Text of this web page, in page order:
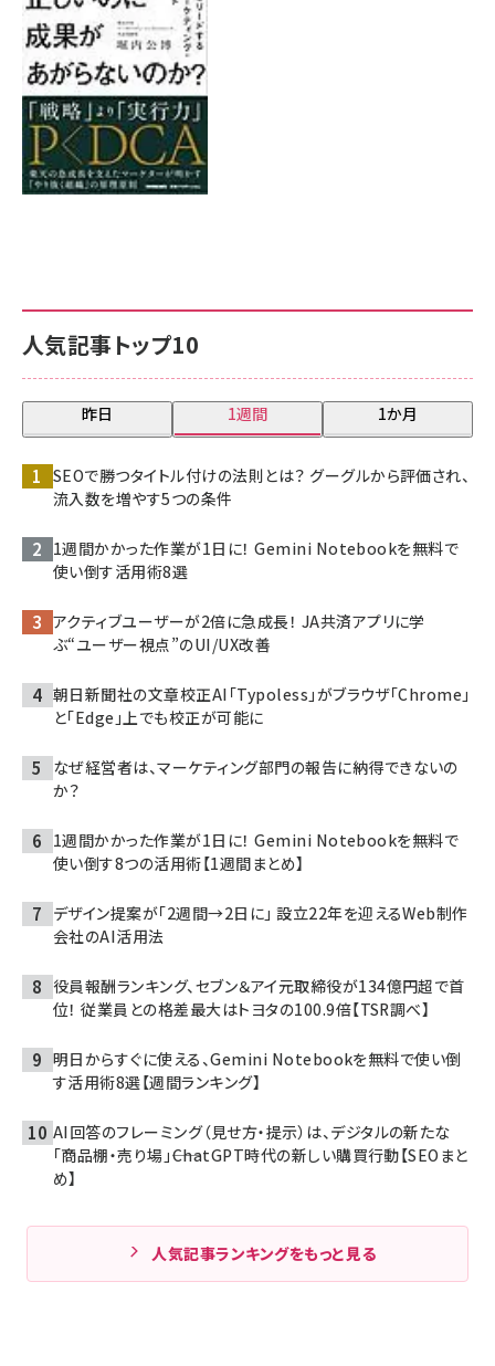
人気記事トップ10
昨日 1週間 1か月
SEOで勝つタイトル付けの法則とは？ グーグルから評価され、
流入数を増やす5つの条件
1週間かかった作業が1日に！ Gemini Notebookを無料で
使い倒す活用術8選
アクティブユーザーが2倍に急成長！ JA共済アプリに学
ぶ“ユーザー視点”のUI/UX改善
朝日新聞社の文章校正AI「Typoless」がブラウザ「Chrome」
と「Edge」上でも校正が可能に
なぜ経営者は、マーケティング部門の報告に納得できないの
か？
1週間かかった作業が1日に！ Gemini Notebookを無料で
使い倒す8つの活用術【1週間まとめ】
デザイン提案が「2週間→2日に」 設立22年を迎えるWeb制作
会社のAI活用法
役員報酬ランキング、セブン＆アイ元取締役が134億円超で首
位！ 従業員との格差最大はトヨタの100.9倍【TSR調べ】
明日からすぐに使える、Gemini Notebookを無料で使い倒
す活用術8選【週間ランキング】
AI回答のフレーミング（見せ方・提示）は、デジタルの新たな
「商品棚・売り場」――ChatGPT時代の新しい購買行動【SEOまと
め】
人気記事ランキングをもっと見る
8月7日 10:00